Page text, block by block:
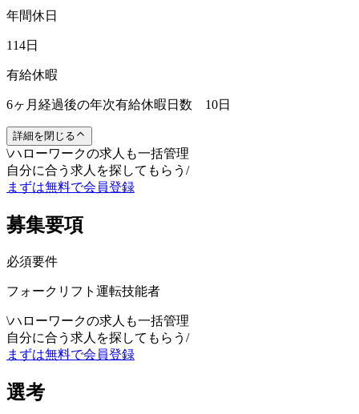
年間休日
114日
有給休暇
6ヶ月経過後の年次有給休暇日数 10日
詳細を閉じる
\ハローワークの求人も一括管理
自分に合う求人を探してもらう /
まずは無料で会員登録
募集要項
必須要件
フォークリフト運転技能者
\ハローワークの求人も一括管理
自分に合う求人を探してもらう /
まずは無料で会員登録
選考